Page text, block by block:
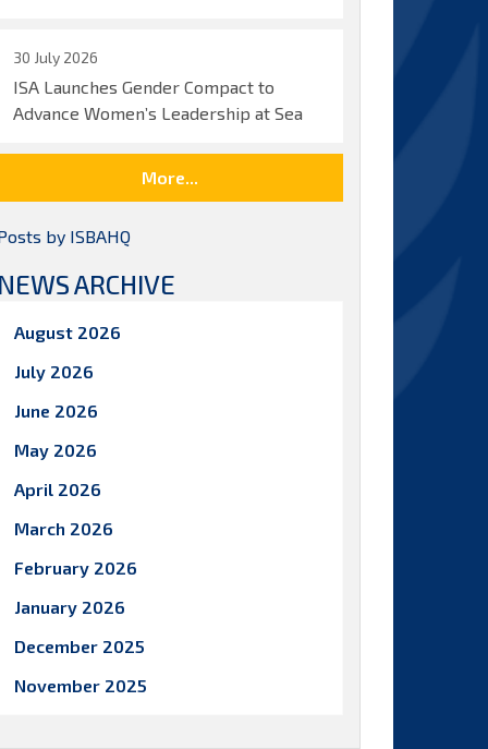
30 July 2026
ISA Launches Gender Compact to
Advance Women’s Leadership at Sea
More...
by ISBAHQ
NEWS ARCHIVE
August 2026
July 2026
June 2026
May 2026
April 2026
March 2026
February 2026
January 2026
December 2025
November 2025